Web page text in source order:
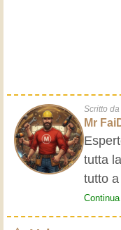
Scritto da
Mr
tutta
tutto
nonni